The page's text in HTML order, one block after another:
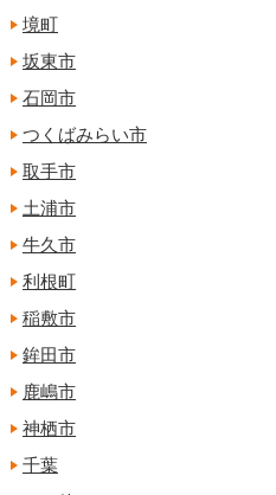
境町
坂東市
石岡市
つくばみらい市
取手市
土浦市
牛久市
利根町
稲敷市
鉾田市
鹿嶋市
神栖市
千葉